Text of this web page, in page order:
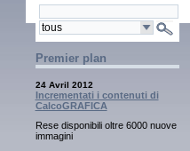
Premier plan
24 Avril 2012
Incrementati i contenuti di
CalcoGRAFICA
Rese disponibili oltre 6000 nuove
immagini